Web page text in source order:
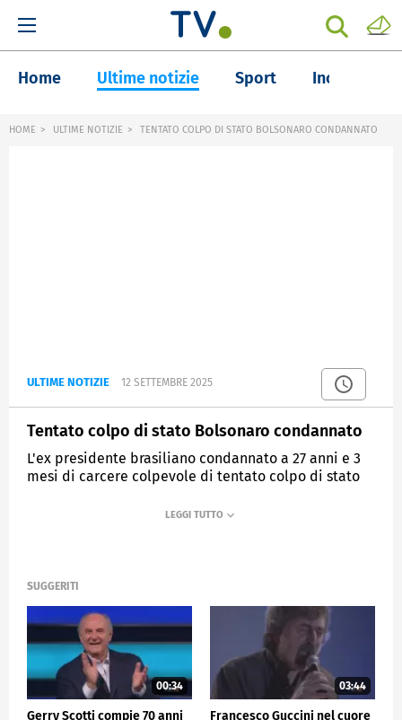
Home Ultime notizie Sport Inchieste
HOME ULTIME NOTIZIE TENTATO COLPO DI STATO BOLSONARO CONDANNATO
ULTIME NOTIZIE 12 SETTEMBRE 2025
Tentato colpo di stato Bolsonaro condannato
L'ex presidente brasiliano condannato a 27 anni e 3
mesi di carcere colpevole di tentato colpo di stato
SUGGERITI
00:34
Gerry Scotti compie 70 anni
03:44
Francesco Guccini nel cuore